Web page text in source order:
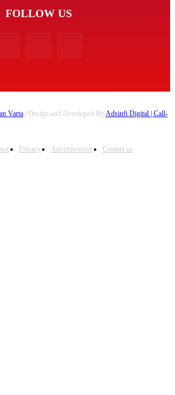
FOLLOW US
Varta | Design and Developed ByAdsinfi Digital | Call-
Privacy Advertisement Contact us